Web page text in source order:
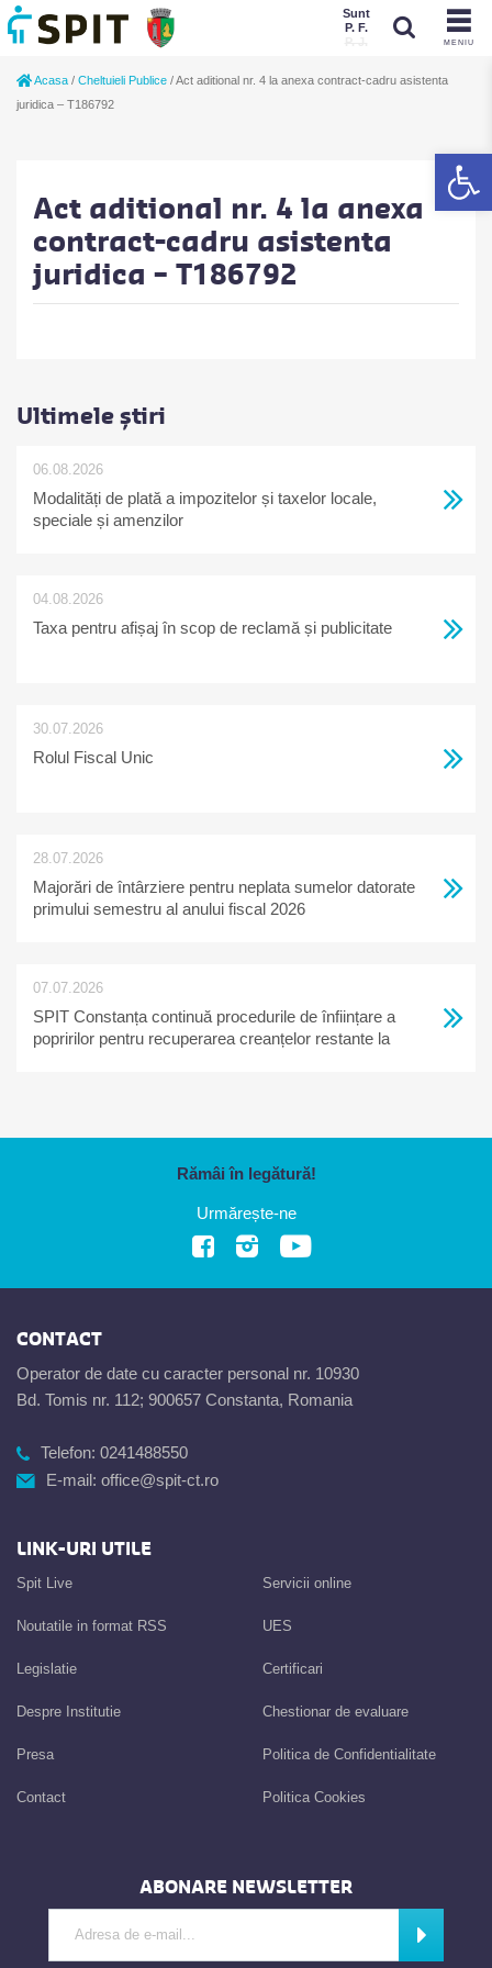
MENIU
Sunt
P. F.
P. J.
Acasa / Cheltuieli Publice /Act aditional nr. 4 la anexa contract-cadru asistenta
juridica – T186792
Act aditional nr. 4 la anexa
contract-cadru asistenta
juridica – T186792
Ultimele știri
06.08.2026
Modalități de plată a impozitelor și taxelor locale,
speciale și amenzilor
04.08.2026
Taxa pentru afișaj în scop de reclamă și publicitate
30.07.2026
Rolul Fiscal Unic
28.07.2026
Majorări de întârziere pentru neplata sumelor datorate
primului semestru al anului fiscal 2026
07.07.2026
SPIT Constanța continuă procedurile de înființare a
popririlor pentru recuperarea creanțelor restante la
Rămâi în legătură!
Urmărește-ne
CONTACT
Operator de date cu caracter personal nr. 10930
Bd. Tomis nr. 112; 900657 Constanta, Romania
Telefon: 0241488550
E-mail: office@spit-ct.ro
LINK-URI UTILE
Spit Live
Noutatile in format RSS
Legislatie
Despre Institutie
Presa
Contact
Servicii online
UES
Certificari
Chestionar de evaluare
Politica de Confidentialitate
Politica Cookies
ABONARE NEWSLETTER